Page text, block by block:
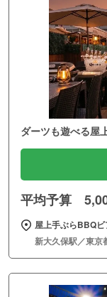
ダーツも遊べる屋
平均予算
屋上手ぶらBBQ
新大久保駅／東京